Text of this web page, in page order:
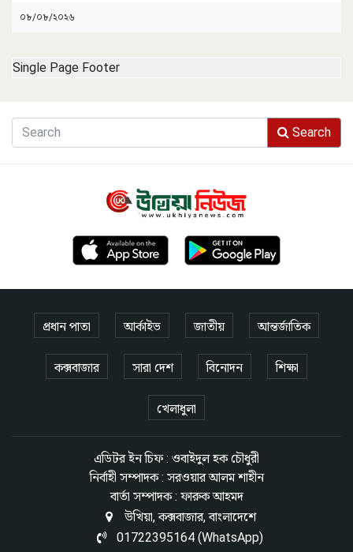
০৮/০৮/২০২৬
Single Page Footer
Search
প্রধান পাতা আর্কাইভ জাতীয় আন্তর্জাতিক
কক্সবাজার সারা দেশ বিনোদন শিক্ষা
খেলাধুলা
এডিটর ইন চিফ : ওবাইদুল হক চৌধুরী
নির্বাহী সম্পাদক : সরওয়ার আলম শাহীন
বার্তা সম্পাদক : ফারুক আহমদ
উখিয়া, কক্সবাজার, বাংলাদেশে
01722395164 (WhatsApp)